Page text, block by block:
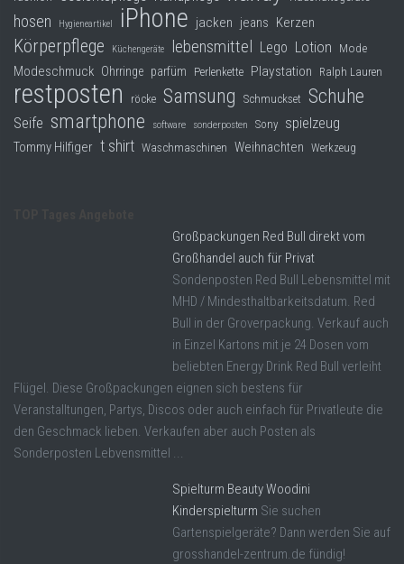
hosen Hygieneartikel iPhone jacken jeans Kerzen
Körperpflege Küchengeräte lebensmittel Lego Lotion Mode
Modeschmuck Ohrringe parfüm Perlenkette Playstation Ralph Lauren
restposten röcke Samsung Schmuckset Schuhe
Seife smartphone software sonderposten Sony spielzeug
Tommy Hilfiger t shirt Waschmaschinen Weihnachten Werkzeug
Großpackungen Red Bull direkt vom
Großhandel auch für Privat
Sondenposten Red Bull Lebensmittel mit
MHD / Mindesthaltbarkeitsdatum. Red
Bull in der Groverpackung. Verkauf auch
in Einzel Kartons mit je 24 Dosen vom
beliebten Energy Drink Red Bull verleiht
Flügel. Diese Großpackungen eignen sich bestens für
Veranstalltungen, Partys, Discos oder auch einfach für Privatleute die
den Geschmack lieben. Verkaufen aber auch Posten als
Sonderposten Lebvensmittel ...
Spielturm Beauty Woodini
Kinderspielturm Sie suchen
Gartenspielgeräte? Dann werden Sie auf
grosshandel-zentrum.de fündig!